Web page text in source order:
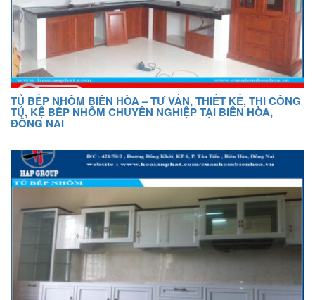
TỦ BẾP NHÔM BIÊN HÒA – TƯ VẤN, THIẾT KẾ, THI CÔNG
TỦ, KỆ BẾP NHÔM CHUYÊN NGHIỆP TẠI BIÊN HÒA,
ĐỒNG NAI